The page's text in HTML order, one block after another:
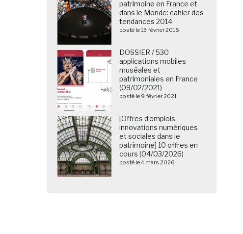
patrimoine en France et
dans le Monde: cahier des
tendances 2014
posté le 13 février 2015
DOSSIER / 530
applications mobiles
muséales et
patrimoniales en France
(09/02/2021)
posté le 9 février 2021
[Offres d’emplois
innovations numériques
et sociales dans le
patrimoine] 10 offres en
cours (04/03/2026)
posté le 4 mars 2026